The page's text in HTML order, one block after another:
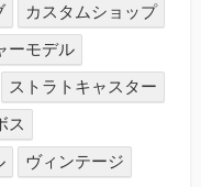
カスタムショップ
ーモデル
ストラトキャスター
ス
ヴィンテージ